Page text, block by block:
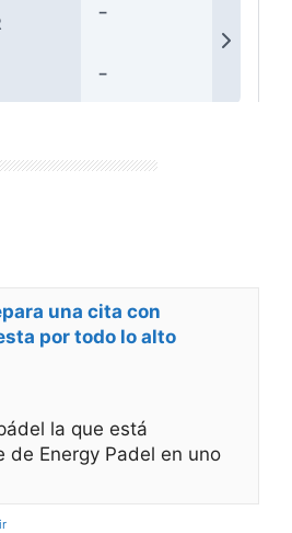
una cita con
por todo lo alto
la que está
de Energy Padel en uno